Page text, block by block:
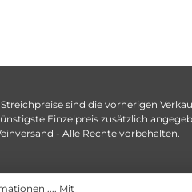
sind die vorherigen
Einzelpreis zusätzlich
- Alle Rechte vorbehalten.
.... Mit